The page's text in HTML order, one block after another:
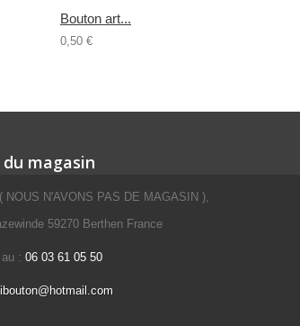
Bouton art...
0,50 €
magasin
NOUS N'AVONS PAS DE MAGASIN ),
59270 Berthen France
: 06 03 61 05 50